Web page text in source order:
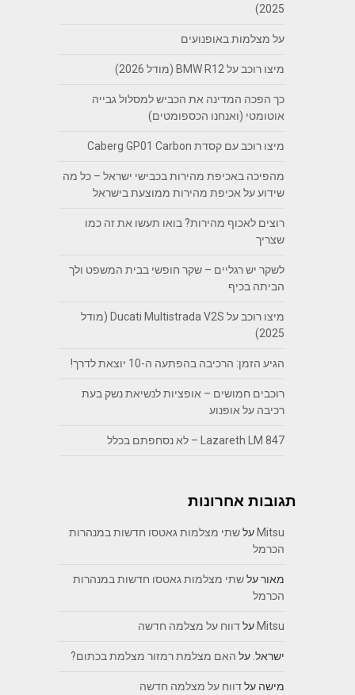
2025)
על מצלמות באופנועים
מיצו רוכב על BMW R12 (מודל 2026)
כך הפכה המדינה את הכביש למסלול גבייה
אוטומטי (ואנחנו הכספומטים)
מיצו רוכב עם קסדת Caberg GP01 Carbon
מהפיכה באכיפת מהירות בכבישי ישראל – כל מה
שידוע על אכיפת מהירות ממוצעת בישראל
רוצים לאכוף מהירות? בואו תעשו את זה כמו
שצריך
לשקר יש רגליים – שקר חופשי בבית המשפט ולך
הביתה בכיף
מיצו רוכב על Ducati Multistrada V2S (מודל
2025)
הגיע הזמן: הרכיבה בהפתעה ה-10 יוצאת לדרך!
רוכבים חמושים – אופציות לנשיאת נשק בעת
רכיבה על אופנוע
Lazareth LM 847 – לא נסחפתם בכלל
תגובות אחרונות
Mitsu עלשתי מצלמות גאטסו חדשות במנהרות
הכרמל
מאורעלשתי מצלמות גאטסו חדשות במנהרות
הכרמל
Mitsu עלדווח על מצלמה חדשה
ישראל. על האם מצלמת רמזור מצלמת בכתום?
מישה עלדווח על מצלמה חדשה